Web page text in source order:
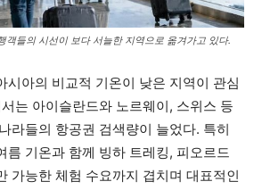
객들의 시선이 보다 서늘한 지역으로 옮겨가고 있다.
시아의 비교적 기온이 낮은 지역이 관심
는 아이슬란드와 노르웨이, 스위스 등
라들의 항공권 검색량이 늘었다. 특히
름 기온과 함께 빙하 트레킹, 피오르드
가능한 체험 수요까지 겹치며 대표적인